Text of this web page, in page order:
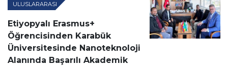
ULUSLARARASI
Etiyopyalı Erasmus+
Öğrencisinden Karabük
Üniversitesinde Nanoteknoloji
Alanında Başarılı Akademik